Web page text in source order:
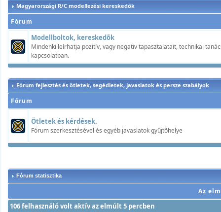
Magyarországi R/C modellezési kereskedők
Fórum
Modellboltok, kereskedõk
Mindenki leírhatja pozitív, vagy negativ tapasztalatait, technikai
kapcsolatban.
Fórum fejlesztés és ötletek, segédletek, javaslatok és persze szabályok
Fórum
Ötletek és kérdések.
Fórum szerkesztésével és egyéb javaslatok gyûjtõhelye
Fórum statisztika
Az
106 felhasználó volt aktív az elmúlt 5 percben